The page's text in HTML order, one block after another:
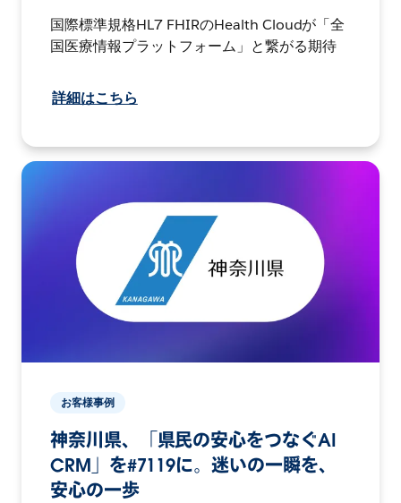
国際標準規格HL7 FHIRのHealth Cloudが「全
国医療情報プラットフォーム」と繋がる期待
詳細はこちら
お客様事例
神奈川県、「県民の安心をつなぐAI
CRM」を#7119に。迷いの一瞬を、
安心の一歩